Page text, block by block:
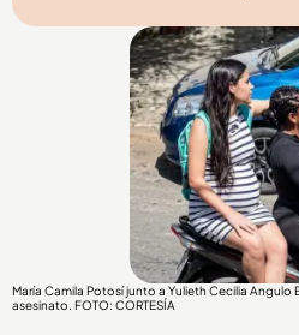
María Camila Potosí junto a Yulieth Cecilia Angulo
asesinato. FOTO: CORTESÍA